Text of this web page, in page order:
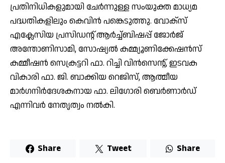
പ്രതിനിധികളുമായി ചേർന്നുള്ള സംയുക്ത മാധ്യമ
പദ്ധതികളിലും കെവിൻ പങ്കെടുത്തു. വോക്സ്
എക്ലേസിയ പ്രസിഡന്റ് ആർച്ച്ബിഷപ്പ് ജോർജ്
അന്തോണിസാമി, സോഷ്യൽ കമ്മ്യൂണിക്കേഷൻസ്
കമ്മീഷൻ സെക്രട്ടറി ഫാ. റിച്ചി വിൻസെന്റ്, ഇടവക
വികാരി ഫാ. ജി. ബാക്കിയ റെജിസ്, ആത്മീയ
മാർഗനിർദേശകനായ ഫാ. ലിഗോരി ബെർണാർഡ്
എന്നിവർ നേതൃത്വം നൽകി.
Share Tweet Share